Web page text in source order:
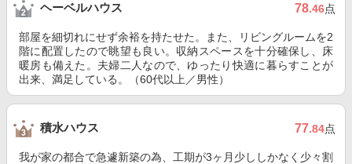
ヘーベルハウス 78.46点
部屋を細切れにせず余裕を持たせた。また、リビングルームを2
階に配置したので眺望も良い。収納スペースを十分確保し、床
暖房も備えた。夫婦二人なので、ゆったり快適に暮らすことが
出来、満足している。（60代以上／男性）
積水ハウス 77.84点
我が家の都合で急遽新築の為、工期が3ヶ月少ししかなく少々割